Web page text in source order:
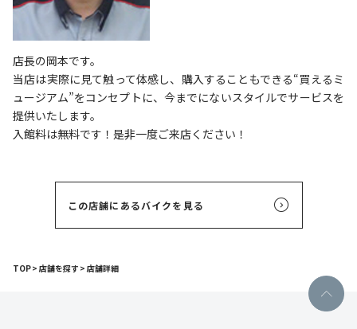
店長の岡本です。
当店は実際に見て触って体感し、購入することもできる“買えるミ
ュージアム”をコンセプトに、今までにないスタイルでサービスを
提供いたします。
入館料は無料です！是非一度ご来店ください！
この店舗にあるバイクを見る
TOP 店舗を探す 店舗詳細